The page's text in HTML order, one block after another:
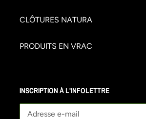
CLÔTURES NATURA
PRODUITS EN VRAC
INSCRIPTION À L'INFOLETTRE